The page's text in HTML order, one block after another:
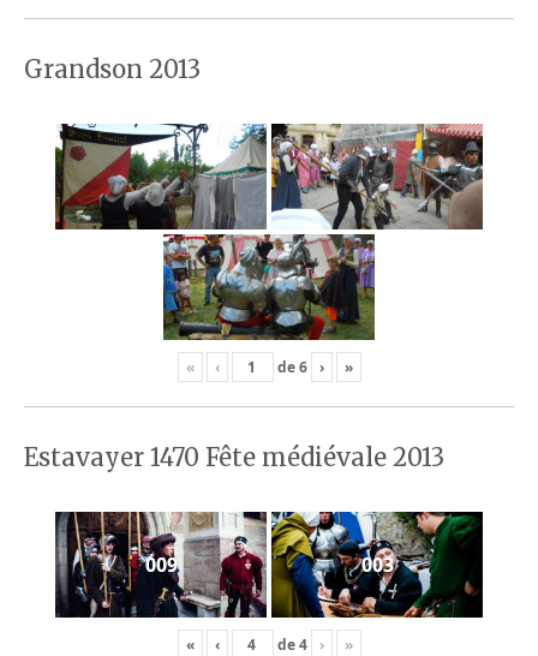
Grandson 2013
« ‹ de6 › »
Estavayer 1470 Fête médiévale 2013
009 003
« ‹ de4 › »